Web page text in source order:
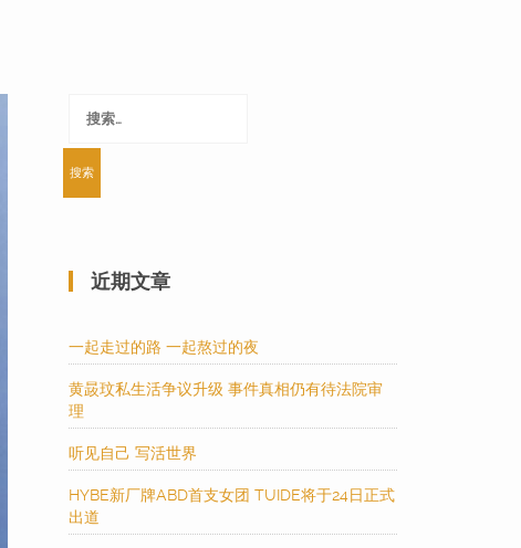
索：
近期文章
一起走过的路 一起熬过的夜
黄晸玟私生活争议升级 事件真相仍有待法院审
理
听见自己 写活世界
HYBE新厂牌ABD首支女团 TUIDE将于24日正式
出道